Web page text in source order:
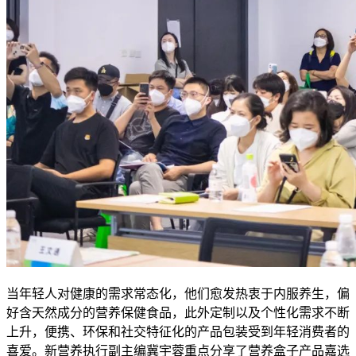
当年轻人对健康的需求常态化，他们愈发热衷于内服养生，偏
好含天然成分的营养保健食品，此外定制以及个性化需求不断
上升，便携、环保和社交特征化的产品包装受到年轻消费者的
喜爱。新营养执行副主编冀宇蓉重点分享了营养盒子产品嘉选